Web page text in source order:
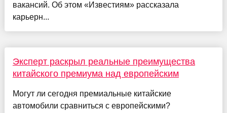
вакансий. Об этом «Известиям» рассказала
карьерн...
Эксперт раскрыл реальные преимущества
китайского премиума над европейским
Могут ли сегодня премиальные китайские
автомобили сравниться с европейскими?